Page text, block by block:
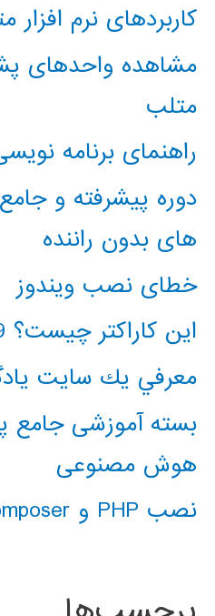
کاربردهای نرم افزار
مشاهده واحدهای
متلب
راهنمای برنامه
دوره پیشرفته و
های بدون راننده
خطای نصب ویندوز
این کاراکتر چیست؟ 65279
معرفي يك سايت
بسته آموزشی جامع
هوش مصنوعی
نصب PHP و composer در ویندوز 10